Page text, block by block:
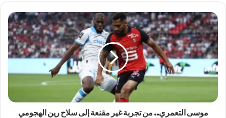
موسى التعمري.. من تجربة غير مقنعة إلى سلاح رين الهجومي